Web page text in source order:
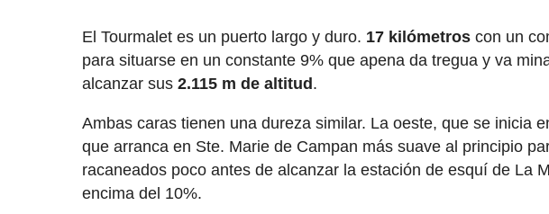
El Tourmalet es un puerto largo y duro. 17 kilómetros con un
para situarse en un constante 9% que apena da tregua y va
alcanzar sus 2.115 m de altitud.
Ambas caras tienen una dureza similar. La oeste, que se inicia
que arranca en Ste. Marie de Campan más suave al principio
racaneados poco antes de alcanzar la estación de esquí de La
encima del 10%.